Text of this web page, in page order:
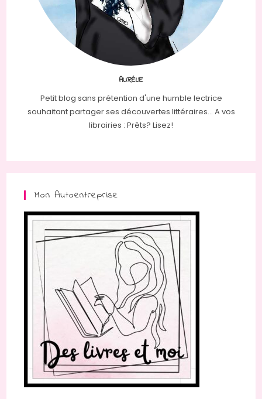
AURÉLIE
Petit blog sans prétention d'une humble lectrice
souhaitant partager ses découvertes littéraires... A vos
librairies : Prêts? Lisez!
Mon Autoentreprise